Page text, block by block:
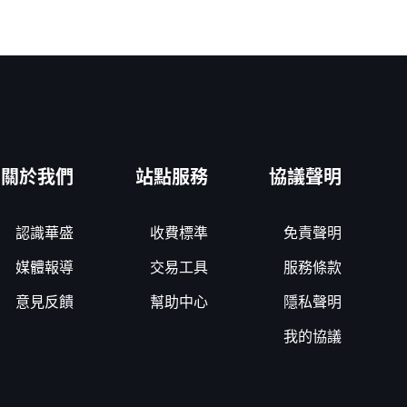
關於我們
認識華盛
媒體報導
意見反饋
站點服務
收費標準
交易工具
幫助中心
協議聲明
免責聲明
服務條款
隱私聲明
我的協議